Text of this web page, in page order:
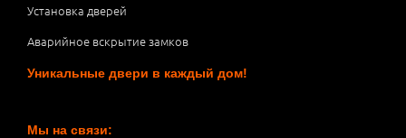
Установка дверей
Аварийное вскрытие замков
Уникальные двери в каждый дом!
Мы на связи: